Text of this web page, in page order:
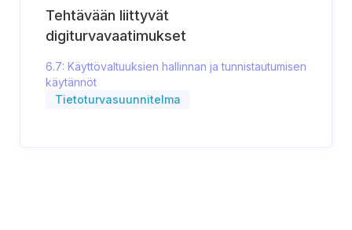
Tehtävään liittyvät
digiturvavaatimukset
6.7: Käyttövaltuuksien hallinnan ja tunnistautumisen
käytännöt
Tietoturvasuunnitelma